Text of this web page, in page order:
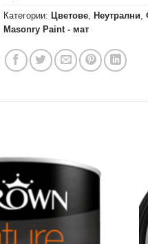
Категории: Цветове Неутрални ,
Masonry Paint - мат